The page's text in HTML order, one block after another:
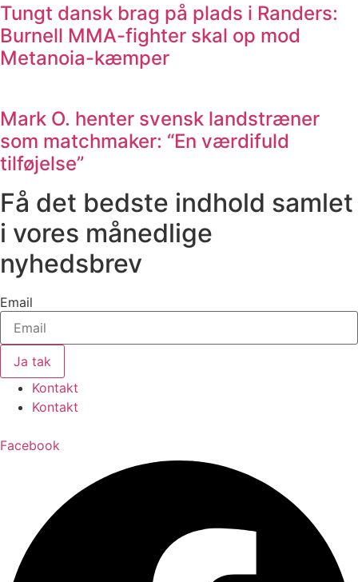
Tungt dansk brag på plads i Randers:
Burnell MMA-fighter skal op mod
Metanoia-kæmper
Mark O. henter svensk landstræner
som matchmaker: “En værdifuld
tilføjelse”
Få det bedste indhold samlet
i vores månedlige
nyhedsbrev
Email
Ja tak
Kontakt
Kontakt
Facebook